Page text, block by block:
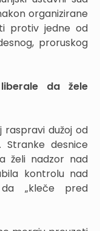
organizirane
protiv jedne od
proruskog
da žele
raspravi dužoj od
desnice
želi nadzor nad
kontrolu nad
„kleče pred